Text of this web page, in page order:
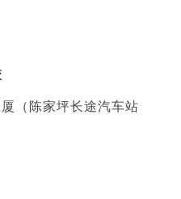
（陈家坪长途汽车站